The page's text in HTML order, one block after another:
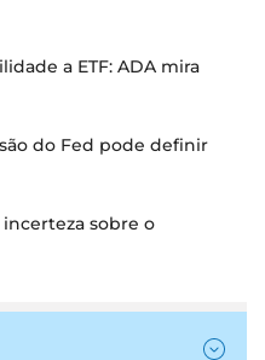
a ETF: ADA mira
do Fed pode definir
incerteza sobre o